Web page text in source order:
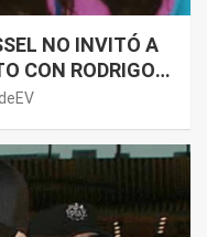
NO INVITÓ A
CON RODRIGO